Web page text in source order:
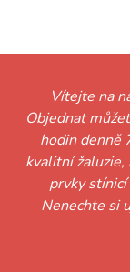
Vítejte na
Objednat
hodin denně
kvalitní
prvky
Nenechte si